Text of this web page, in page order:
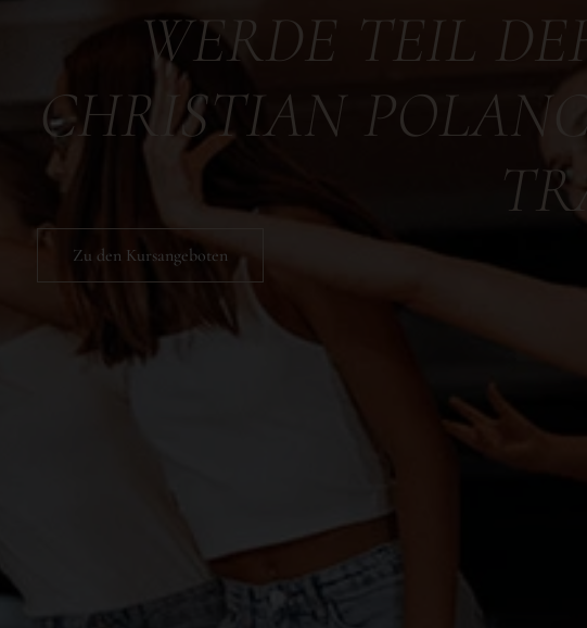
WERDE TEIL
CHRISTIAN
Zu den Kursangeboten